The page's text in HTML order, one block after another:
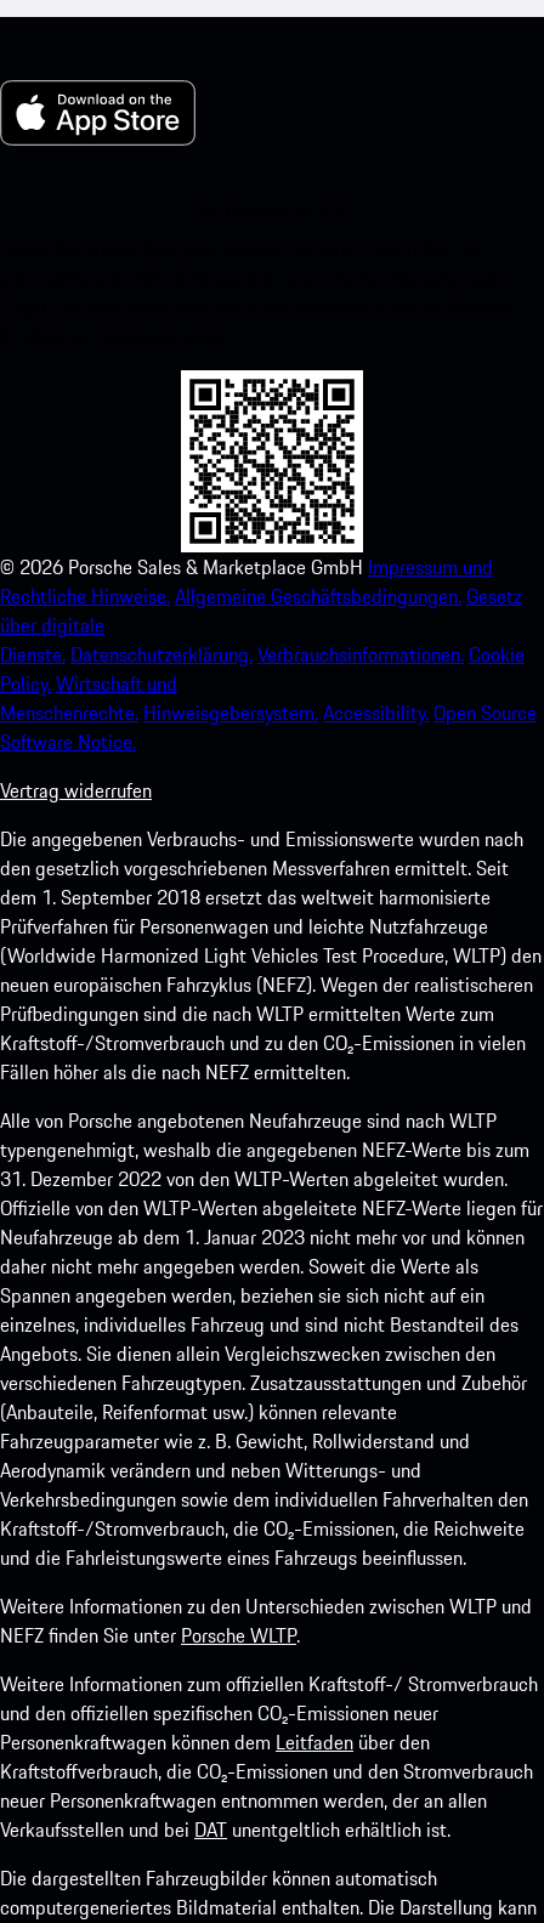
© 2026 Porsche Sales & Marketplace GmbH Impressum und
Rechtliche Hinweise.Allgemeine Geschäftsbedingungen.Gesetz
über digitale
Dienste. Datenschutzerklärung.Verbrauchsinformationen.Cookie
Policy.Wirtschaft und
Menschenrechte. Hinweisgebersystem.Accessibility.Open Source
Software Notice.
Vertrag widerrufen
Die angegebenen Verbrauchs- und Emissionswerte wurden nach
den gesetzlich vorgeschriebenen Messverfahren ermittelt. Seit
dem 1. September 2018 ersetzt das weltweit harmonisierte
Prüfverfahren für Personenwagen und leichte Nutzfahrzeuge
(Worldwide Harmonized Light Vehicles Test Procedure, WLTP) den
neuen europäischen Fahrzyklus (NEFZ). Wegen der realistischeren
Prüfbedingungen sind die nach WLTP ermittelten Werte zum
Kraftstoff-/Stromverbrauch und zu den CO₂-Emissionen in vielen
Fällen höher als die nach NEFZ ermittelten.
Alle von Porsche angebotenen Neufahrzeuge sind nach WLTP
typengenehmigt, weshalb die angegebenen NEFZ-Werte bis zum
31. Dezember 2022 von den WLTP-Werten abgeleitet wurden.
Offizielle von den WLTP-Werten abgeleitete NEFZ-Werte liegen für
Neufahrzeuge ab dem 1. Januar 2023 nicht mehr vor und können
daher nicht mehr angegeben werden. Soweit die Werte als
Spannen angegeben werden, beziehen sie sich nicht auf ein
einzelnes, individuelles Fahrzeug und sind nicht Bestandteil des
Angebots. Sie dienen allein Vergleichszwecken zwischen den
verschiedenen Fahrzeugtypen. Zusatzausstattungen und Zubehör
(Anbauteile, Reifenformat usw.) können relevante
Fahrzeugparameter wie z. B. Gewicht, Rollwiderstand und
Aerodynamik verändern und neben Witterungs- und
Verkehrsbedingungen sowie dem individuellen Fahrverhalten den
Kraftstoff-/Stromverbrauch, die CO₂-Emissionen, die Reichweite
und die Fahrleistungswerte eines Fahrzeugs beeinflussen.
Weitere Informationen zu den Unterschieden zwischen WLTP und
NEFZ finden Sie unter Porsche WLTP.
Weitere Informationen zum offiziellen Kraftstoff-/ Stromverbrauch
und den offiziellen spezifischen CO₂-Emissionen neuer
Personenkraftwagen können dem Leitfaden über den
Kraftstoffverbrauch, die CO₂-Emissionen und den Stromverbrauch
neuer Personenkraftwagen entnommen werden, der an allen
Verkaufsstellen und bei DAT unentgeltlich erhältlich ist.
Die dargestellten Fahrzeugbilder können automatisch
computergeneriertes Bildmaterial enthalten. Die Darstellung kann